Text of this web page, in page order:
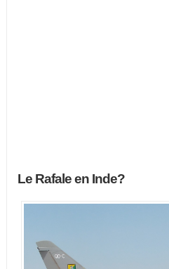
Le Rafale en Inde?